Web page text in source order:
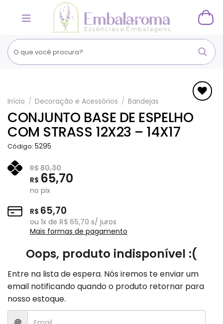
Adicionar
aos
Favoritos
Início / Decoração e Acessórios / Bandejas
CONJUNTO BASE DE ESPELHO
COM STRASS 12X23 – 14X17
Código: 5295
R$80,30
R$ 65,70
no pix
R$ 65,70
ou 1x de R$ 65,70 s/ juros
Mais formas de pagamento
Oops, produto indisponível :(
Entre na lista de espera. Nós iremos te enviar um
email notificando quando o produto retornar para
nosso estoque.